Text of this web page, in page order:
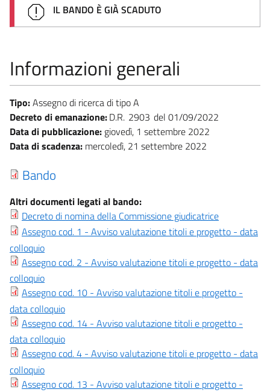
IL BANDO È GIÀ SCADUTO
Informazioni generali
Tipo:Assegno di ricerca di tipo A
Decreto di emanazione:D.R. 2903
01/09/2022
Data di pubblicazione: giovedì, 1 settembre 2022
Data di scadenza: mercoledì, 21 settembre 2022
Bando
Altri documenti legati al bando:
Decreto di nomina della Commissione giudicatrice
Assegno cod. 1 - Avviso valutazione titoli e progetto - data
colloquio
Assegno cod. 2 - Avviso valutazione titoli e progetto - data
colloquio
Assegno cod. 10 - Avviso valutazione titoli e progetto -
data colloquio
Assegno cod. 14 - Avviso valutazione titoli e progetto -
data colloquio
Assegno cod. 4 - Avviso valutazione titoli e progetto - data
colloquio
Assegno cod. 13 - Avviso valutazione titoli e progetto -